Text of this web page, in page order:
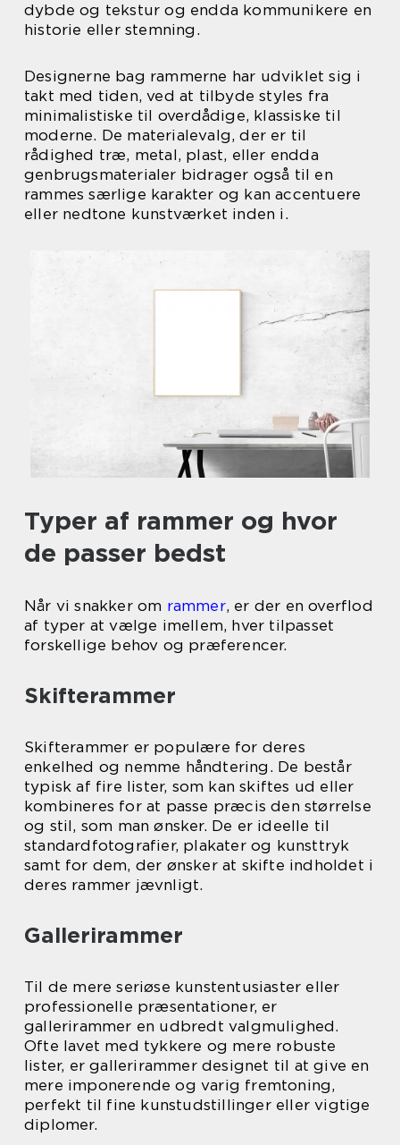
dybde og tekstur og endda kommunikere en
historie eller stemning.
Designerne bag rammerne har udviklet sig i
takt med tiden, ved at tilbyde styles fra
minimalistiske til overdådige, klassiske til
moderne. De materialevalg, der er til
rådighed træ, metal, plast, eller endda
genbrugsmaterialer bidrager også til en
rammes særlige karakter og kan accentuere
eller nedtone kunstværket inden i.
Typer af rammer og hvor
de passer bedst
Når vi snakker om rammer, er der en overflod
af typer at vælge imellem, hver tilpasset
forskellige behov og præferencer.
Skifterammer
Skifterammer er populære for deres
enkelhed og nemme håndtering. De består
typisk af fire lister, som kan skiftes ud eller
kombineres for at passe præcis den størrelse
og stil, som man ønsker. De er ideelle til
standardfotografier, plakater og kunsttryk
samt for dem, der ønsker at skifte indholdet i
deres rammer jævnligt.
Gallerirammer
Til de mere seriøse kunstentusiaster eller
professionelle præsentationer, er
gallerirammer en udbredt valgmulighed.
Ofte lavet med tykkere og mere robuste
lister, er gallerirammer designet til at give en
mere imponerende og varig fremtoning,
perfekt til fine kunstudstillinger eller vigtige
diplomer.